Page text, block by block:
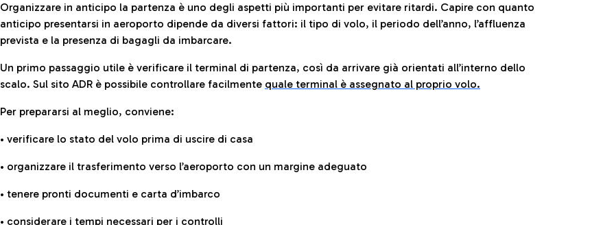
Organizzare in anticipo la partenza è uno degli aspetti più importanti per evitare ritardi. Capire con quanto
anticipo presentarsi in aeroporto dipende da diversi fattori: il tipo di volo, il periodo dell’anno, l’affluenza
prevista e la presenza di bagagli da imbarcare.
Un primo passaggio utile è verificare il terminal di partenza, così da arrivare già orientati all’interno dello
scalo. Sul sito ADR è possibile controllare facilmente quale terminal è assegnato al proprio volo.
Per prepararsi al meglio, conviene:
• verificare lo stato del volo prima di uscire di casa
• organizzare il trasferimento verso l’aeroporto con un margine adeguato
• tenere pronti documenti e carta d’imbarco
• considerare i tempi necessari per i controlli